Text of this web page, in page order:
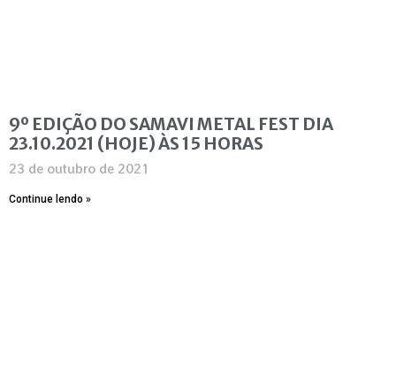
9º EDIÇÃO DO SAMAVI METAL FEST DIA
23.10.2021 (HOJE) ÀS 15 HORAS
23 de outubro de 2021
Continue lendo »